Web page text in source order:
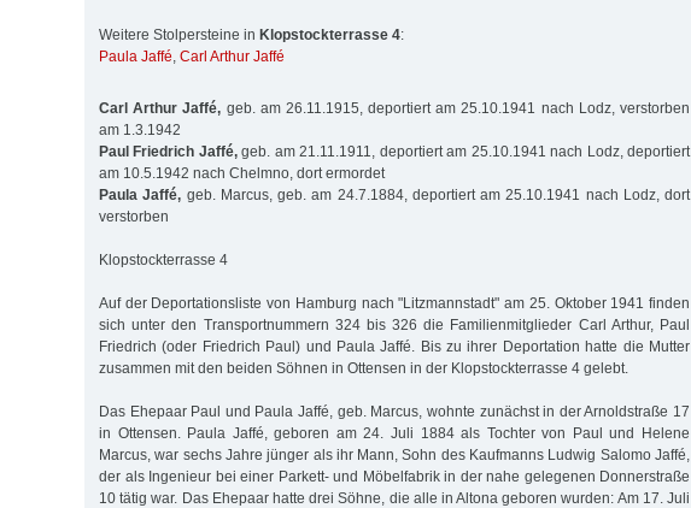
Weitere Stolpersteine in Klopstockterrasse 4:
Paula Jaffé, Carl Arthur Jaffé
Carl Arthur Jaffé, geb. am 26.11.1915, deportiert am 25.10.1941 nach Lodz, verstorben
am 1.3.1942
Paul Friedrich Jaffé,geb. am 21.11.1911, deportiert am 25.10.1941 nach Lodz, deportiert
am 10.5.1942 nach Chelmno, dort ermordet
Paula Jaffé, geb. Marcus, geb. am 24.7.1884, deportiert am 25.10.1941 nach Lodz, dort
verstorben
Klopstockterrasse 4
Auf der Deportationsliste von Hamburg nach "Litzmannstadt" am 25. Oktober 1941 finden
sich unter den Transportnummern 324 bis 326 die Familienmitglieder Carl Arthur, Paul
Friedrich (oder Friedrich Paul) und Paula Jaffé. Bis zu ihrer Deportation hatte die Mutter
zusammen mit den beiden Söhnen in Ottensen in der Klopstockterrasse 4 gelebt.
Das Ehepaar Paul und Paula Jaffé, geb. Marcus, wohnte zunächst in der Arnoldstraße 17
in Ottensen. Paula Jaffé, geboren am 24. Juli 1884 als Tochter von Paul und Helene
Marcus, war sechs Jahre jünger als ihr Mann, Sohn des Kaufmanns Ludwig Salomo Jaffé,
der als Ingenieur bei einer Parkett- und Möbelfabrik in der nahe gelegenen Donnerstraße
10 tätig war. Das Ehepaar hatte drei Söhne, die alle in Altona geboren wurden: Am 17. Juli